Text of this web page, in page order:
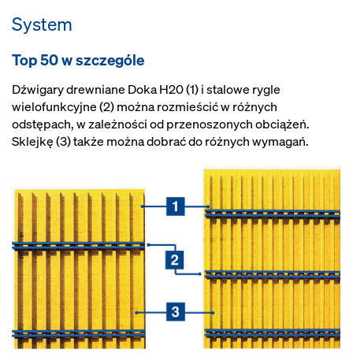
System
Top 50 w szczególe
Dźwigary drewniane Doka H20 (1) i stalowe rygle
wielofunkcyjne (2) można rozmieścić w różnych
odstępach, w zależności od przenoszonych obciążeń.
Sklejkę (3) także można dobrać do różnych wymagań.